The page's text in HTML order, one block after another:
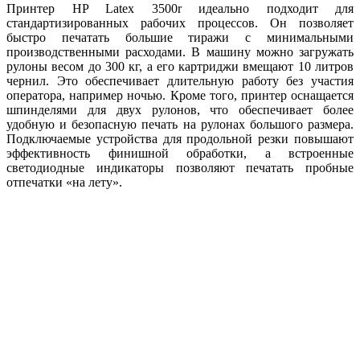
Принтер HP Latex 3500r идеально подходит для
стандартизированных рабочих процессов. Он позволяет
быстро печатать большие тиражи с минимальными
производственными расходами. В машину можно загружать
рулоны весом до 300 кг, а его картриджи вмещают 10 литров
чернил. Это обеспечивает длительную работу без участия
оператора, например ночью. Кроме того, принтер оснащается
шпинделями для двух рулонов, что обеспечивает более
удобную и безопасную печать на рулонах большого размера.
Подключаемые устройства для продольной резки повышают
эффективность финишной обработки, а встроенные
светодиодные индикаторы позволяют печатать пробные
отпечатки «на лету».